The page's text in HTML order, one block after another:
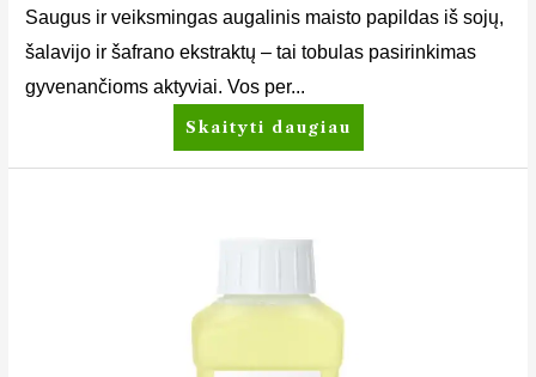
Saugus ir veiksmingas augalinis maisto papildas iš sojų,
šalavijo ir šafrano ekstraktų – tai tobulas pasirinkimas
gyvenančioms aktyviai. Vos per...
Skaityti daugiau